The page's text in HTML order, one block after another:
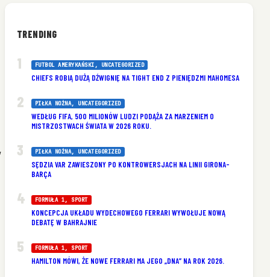
TRENDING
FUTBOL AMERYKAŃSKI , UNCATEGORIZED
CHIEFS ROBIĄ DUŻĄ DŹWIGNIĘ NA TIGHT END Z PIENIĘDZMI MAHOMESA
PIŁKA NOŻNA, UNCATEGORIZED
WEDŁUG FIFA, 500 MILIONÓW LUDZI PODĄŻA ZA MARZENIEM O
MISTRZOSTWACH ŚWIATA W 2026 ROKU.
PIŁKA NOŻNA, UNCATEGORIZED
SĘDZIA VAR ZAWIESZONY PO KONTROWERSJACH NA LINII GIRONA-
BARÇA
FORMUŁA 1, SPORT
KONCEPCJA UKŁADU WYDECHOWEGO FERRARI WYWOŁUJE NOWĄ
DEBATĘ W BAHRAJNIE
FORMUŁA 1, SPORT
HAMILTON MÓWI, ŻE NOWE FERRARI MA JEGO „DNA” NA ROK 2026.